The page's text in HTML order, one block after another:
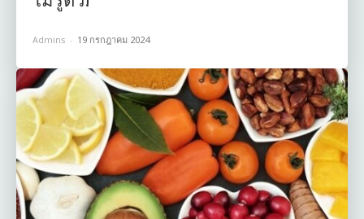
Admins - 19 กรกฎาคม 2024